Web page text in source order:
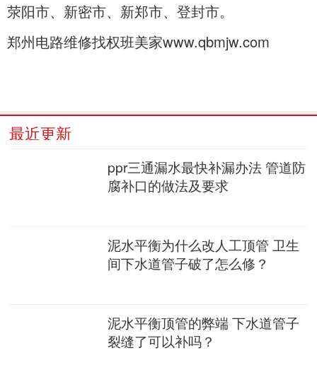
荥阳市、新密市、新郑市、登封市。
郑州电路维修找权班美家www.qbmjw.com
最近更新
ppr三通漏水最快补漏办法 管道防
腐补口的做法及要求
泥水平衡为什么改人工顶管 卫生
间下水道管子破了怎么修？
泥水平衡顶管的弊端 下水道管子
裂缝了可以补吗？